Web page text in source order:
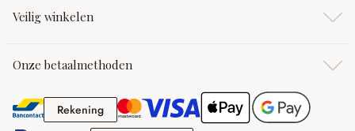
Veilig winkelen
Onze betaalmethoden
RekeningRekening